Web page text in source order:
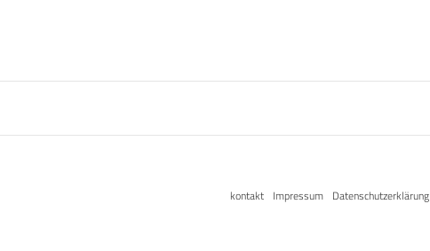
kontakt Impressum Datenschutzerklärung